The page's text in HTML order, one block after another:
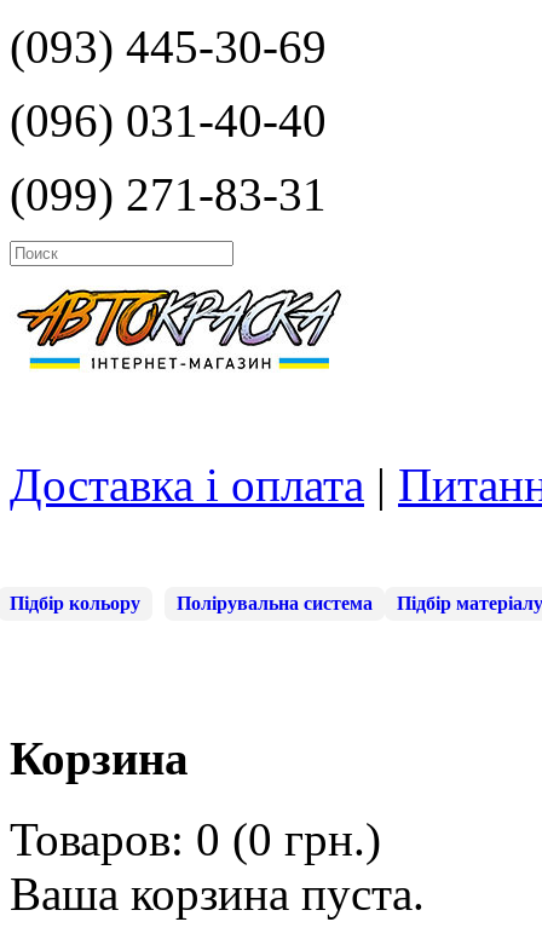
(093) 445-30-69
(096) 031-40-40
(099) 271-83-31
Доставка і оплата |
Підбір кольору Полірувальна система Підбір матеріалу
Корзина
Товаров: 0 (0 грн.)
Ваша корзина пуста.